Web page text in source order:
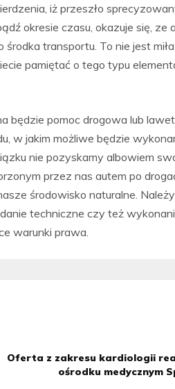
iż przeszło
okresie czasu, okazuje się, ze
transportu. To nie jest
pamiętać o tego typu
będzie pomoc drogowa lub
w jakim możliwe będzie
nie pozyskamy albowiem
przez nas autem po
środowisko naturalne.
techniczne czy też
warunki prawa.
Oferta z zakresu kardiologii
ośrodku medycznym